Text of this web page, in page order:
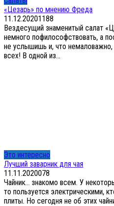
«Цезарь» по мнению Фреда
11.12.20201188
Вездесущий знаменитый салат
немного пофилософствовать, а
не услышишь и, что
всех! В одной из...
Это интересно
Лучший заварник для чая
11.11.2020078
Чайник… знакомо всем. У
то пользуется электрическими,
плиты. Но сегодня не об этих